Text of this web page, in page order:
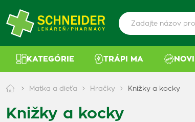
KATEGÓRIE TRÁPI MA
Matka a dieťa Hračky Knižky a kocky
Knižky a kocky